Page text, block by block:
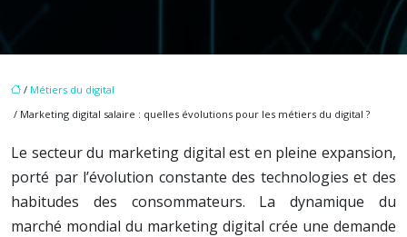
/ Métiers du digital
/ Marketing digital salaire : quelles évolutions pour les métiers du digital ?
Le secteur du marketing digital est en pleine expansion,
porté par l’évolution constante des technologies et des
habitudes des consommateurs. La dynamique du
marché mondial du marketing digital crée une demande